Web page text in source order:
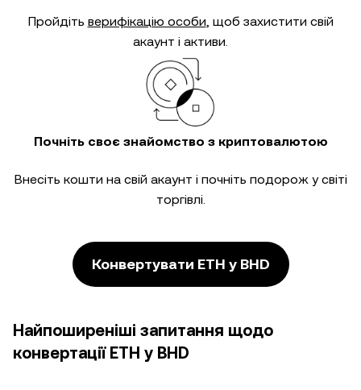
Пройдіть верифікацію особи, щоб захистити свій
акаунт і активи.
Почніть своє знайомство з криптовалютою
Внесіть кошти на свій акаунт і почніть подорож у світі
торгівлі.
Конвертувати ETH у BHD
Найпоширеніші запитання щодо
конвертації ETH у BHD